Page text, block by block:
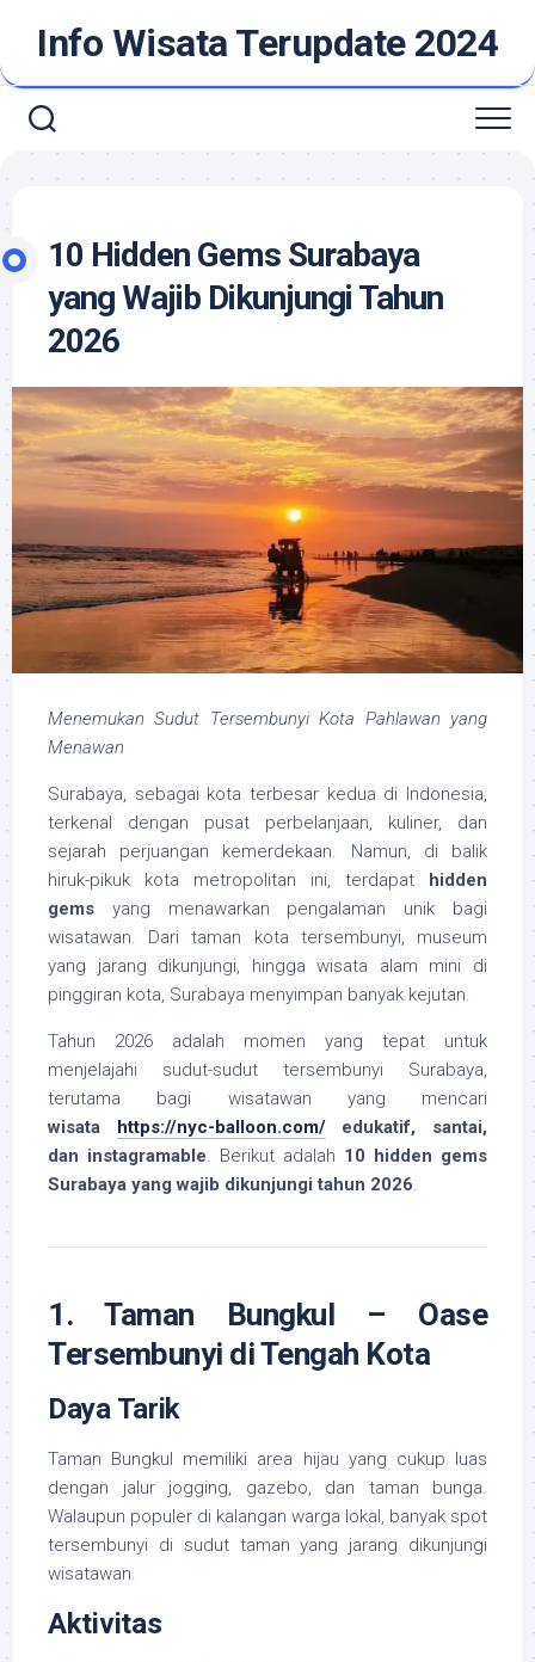
contentInfo Wisata Terupdate 2024
10 Hidden Gems Surabaya
yang Wajib Dikunjungi Tahun
2026
Menemukan Sudut Tersembunyi Kota Pahlawan yang
Menawan
Surabaya, sebagai kota terbesar kedua di Indonesia,
terkenal dengan pusat perbelanjaan, kuliner, dan
sejarah perjuangan kemerdekaan. Namun, di balik
hiruk-pikuk kota metropolitan ini, terdapat
hidden
gems yang menawarkan pengalaman unik bagi
wisatawan. Dari taman kota tersembunyi, museum
yang jarang dikunjungi, hingga wisata alam mini di
pinggiran kota, Surabaya menyimpan banyak kejutan.
Tahun 2026 adalah momen yang tepat untuk
menjelajahi sudut-sudut tersembunyi Surabaya,
terutama bagi wisatawan yang mencari
wisata
https://nyc-balloon.com/edukatif, santai,
dan instagramable. Berikut adalah 10 hidden gems
Surabaya yang wajib dikunjungi tahun 2026.
1. Taman Bungkul – Oase
Tersembunyi di Tengah Kota
Daya Tarik
Taman Bungkul memiliki area hijau yang cukup luas
dengan jalur jogging, gazebo, dan taman bunga.
Walaupun populer di kalangan warga lokal, banyak spot
tersembunyi di sudut taman yang jarang dikunjungi
wisatawan.
Aktivitas